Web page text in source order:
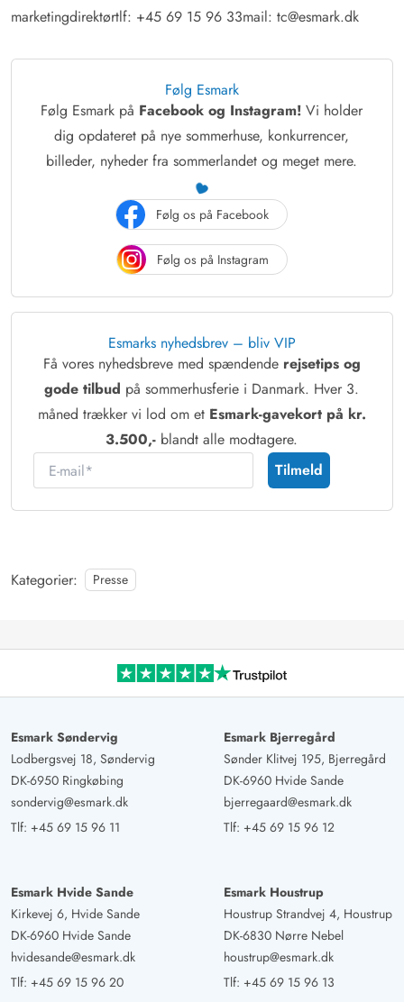
marketingdirektørtlf: +45 69 15 96 33mail: tc@esmark.dk
Følg Esmark
Følg Esmark på Facebook og Instagram! Vi holder
dig opdateret på nye sommerhuse, konkurrencer,
billeder, nyheder fra sommerlandet og meget mere.
Følg os på Facebook
Følg os på Instagram
Esmarks nyhedsbrev – bliv VIP
Få vores nyhedsbreve med spændende rejsetips og
gode tilbud på sommerhusferie i Danmark. Hver 3.
måned trækker vi lod om et Esmark-gavekort på kr.
3.500,- blandt alle modtagere.
E-mail
Tilmeld
Kategorier: Presse
Esmark Søndervig
Lodbergsvej 18, Søndervig
DK-6950 Ringkøbing
sondervig@esmark.dk
Tlf: +45 69 15 96 11
Esmark Bjerregård
Sønder Klitvej 195, Bjerregård
DK-6960 Hvide Sande
bjerregaard@esmark.dk
Tlf: +45 69 15 96 12
Esmark Hvide Sande
Kirkevej 6, Hvide Sande
DK-6960 Hvide Sande
hvidesande@esmark.dk
Tlf: +45 69 15 96 20
Esmark Houstrup
Houstrup Strandvej 4, Houstrup
DK-6830 Nørre Nebel
houstrup@esmark.dk
Tlf: +45 69 15 96 13